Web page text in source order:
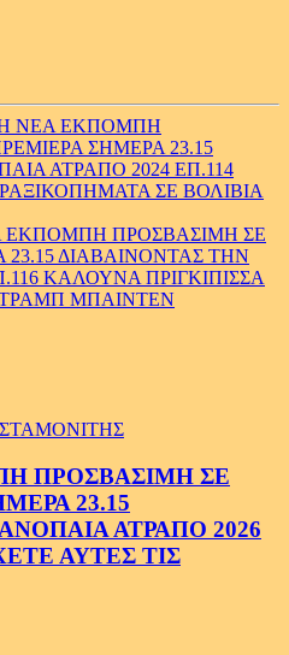
ΝΕΑ ΕΚΠΟΜΠΗ
ΣΗΜΕΡΑ 23.15
ΑΤΡΑΠΟ 2024 ΕΠ.114
ΣΕ ΒΟΛΙΒΙΑ
ΠΡΟΣΒΑΣΙΜΗ ΣΕ
ΔΙΑΒΑΙΝΟΝΤΑΣ ΤΗΝ
ΚΑΛΟΥΝΑ ΠΡΙΓΚΙΠΙΣΣΑ
ΜΠΑΙΝΤΕΝ
ΠΡΟΣΒΑΣΙΜΗ ΣΕ
23.15
ΑΤΡΑΠΟ 2026
ΑΥΤΕΣ ΤΙΣ